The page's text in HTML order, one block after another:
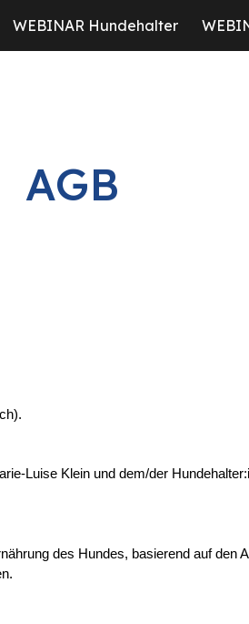
Skip to
WEBINAR Hundehalter
AGB
Luise Klein und dem/der
des Hundes, basierend auf den